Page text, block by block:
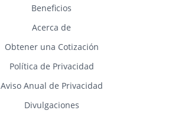
Beneficios
Acerca de
Obtener una Cotización
Política de Privacidad
Aviso Anual de Privacidad
Divulgaciones